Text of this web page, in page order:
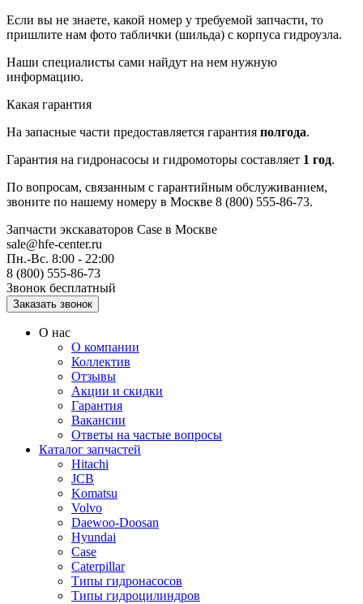
Если вы не знаете, какой номер у требуемой запчасти, то
пришлите нам фото таблички (шильда) с корпуса гидроузла.
Наши специалисты сами найдут на нем нужную
информацию.
Какая гарантия
На запасные части предоставляется гарантия полгода.
Гарантия на гидронасосы и гидромоторы составляет 1 год.
По вопросам, связанным с гарантийным обслуживанием,
звоните по нашему номеру в Москве 8 (800) 555-86-73.
Запчасти экскаваторов Case в Москве
sale@hfe-center.ru
Пн.-Вс. 8:00 - 22:00
8 (800) 555-86-73
Звонок бесплатный
О нас
О компании
Коллектив
Отзывы
Акции и скидки
Гарантия
Вакансии
Ответы на частые вопросы
Каталог запчастей
Hitachi
JCB
Komatsu
Volvo
Daewoo-Doosan
Hyundai
Case
Caterpillar
Типы гидронасосов
Типы гидроцилиндров